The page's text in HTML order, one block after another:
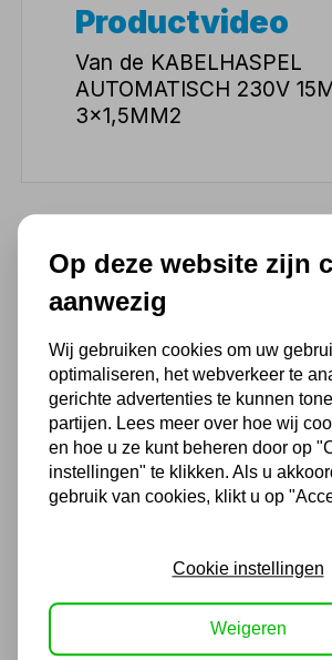
Productvideo
Van de KABELHASPEL
AUTOMATISCH 230V
3x1,5MM2
Chat met ons van 9:00
Voor 16.00 u besteld,
verzonden
(Technische) Vragen ?
548 51 75 75
Ook handig
Op deze website zijn
aanwezig
Wij gebruiken cookies om uw
optimaliseren, het webverkeer te
gerichte advertenties te kunnen
partijen. Lees meer over hoe wij
en hoe u ze kunt beheren door op
instellingen" te klikken. Als u
gebruik van cookies, klikt u op
Cookie instellingen
Weigeren